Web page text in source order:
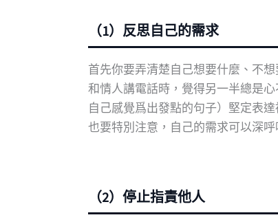
（1）反思自己的需求
首先你要弄清楚自己想要什麼、不
和情人講電話時，覺得另一半總是
自己感覺爲出發點的句子）堅定表
也要特別注意，自己的需求可以深
（2）停止指責他人